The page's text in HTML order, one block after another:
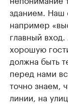
зданием. Наш
например
главный
хорошую
должна быть
перед нами
точно знаем,
линии, на